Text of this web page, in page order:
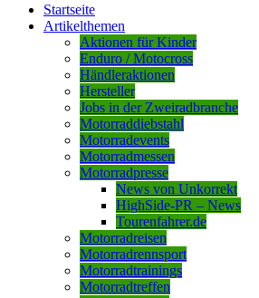
Startseite
Artikelthemen
Aktionen für Kinder
Enduro / Motocross
Händleraktionen
Hersteller
Jobs in der Zweiradbranche
Motorraddiebstahl
Motorradevents
Motorradmessen
Motorradpresse
News von Unkorrekt
HighSide-PR – News
Tourenfahrer.de
Motorradreisen
Motorradrennsport
Motorradtrainings
Motorradtreffen